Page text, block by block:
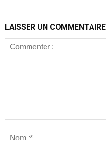
LAISSER UN COMMENTAIRE